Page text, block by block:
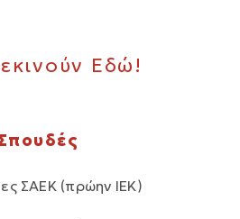
Εδώ!
ΣΑΕΚ (πρώην ΙΕΚ)